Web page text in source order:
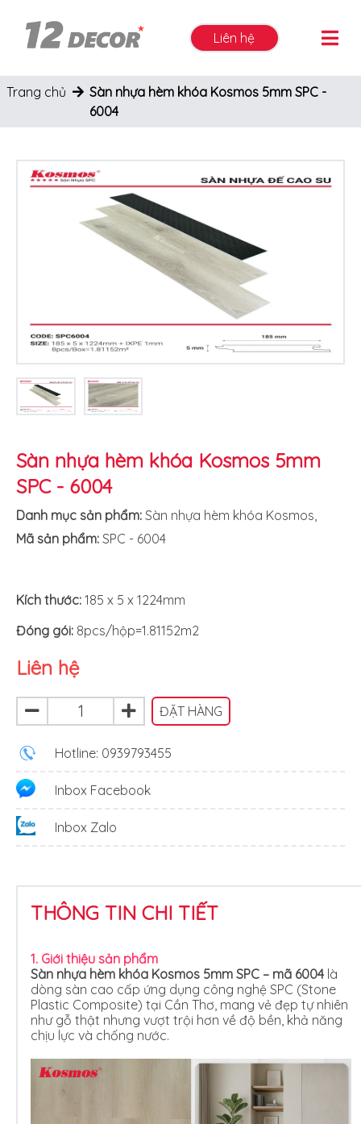
Liên hệ
Trang chủ
Sàn nhựa hèm khóa Kosmos 5mm SPC -
6004
Sàn nhựa hèm khóa Kosmos 5mm
SPC - 6004
Danh mục sản phẩm: Sàn nhựa hèm khóa Kosmos
Mã sản phẩm: SPC - 6004
Kích thước: 185 x 5 x 1224mm
Đóng gói: 8pcs/hộp=1.81152m2
Liên hệ
ĐẶT HÀNG
Hotline: 0939793455
Inbox Facebook
Inbox Zalo
THÔNG TIN CHI TIẾT
1. Giới thiệu sản phẩm
Sàn nhựa hèm khóa Kosmos 5mm SPC – mã 6004 là
dòng sàn cao cấp ứng dụng công nghệ SPC (Stone
Plastic Composite) tại Cần Thơ, mang vẻ đẹp tự nhiên
như gỗ thật nhưng vượt trội hơn về độ bền, khả năng
chịu lực và chống nước.